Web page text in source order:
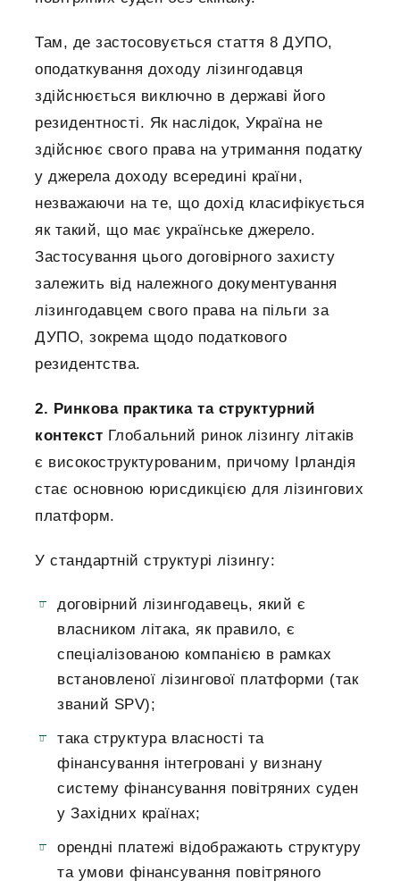
Там, де застосовується стаття 8 ДУПО,
оподаткування доходу лізингодавця
здійснюється виключно в державі його
резидентності. Як наслідок, Україна не
здійснює свого права на утримання податку
у джерела доходу всередині країни,
незважаючи на те, що дохід класифікується
як такий, що має українське джерело.
Застосування цього договірного захисту
залежить від належного документування
лізингодавцем свого права на пільги за
ДУПО, зокрема щодо податкового
резидентства.
2. Ринкова практика та структурний
контекст Глобальний ринок лізингу літаків
є високоструктурованим, причому Ірландія
стає основною юрисдикцією для лізингових
платформ.
У стандартній структурі лізингу:
договірний лізингодавець, який є
власником літака, як правило, є
спеціалізованою компанією в рамках
встановленої лізингової платформи (так
званий SPV);
така структура власності та
фінансування інтегровані у визнану
систему фінансування повітряних суден
у Західних країнах;
орендні платежі відображають структуру
та умови фінансування повітряного